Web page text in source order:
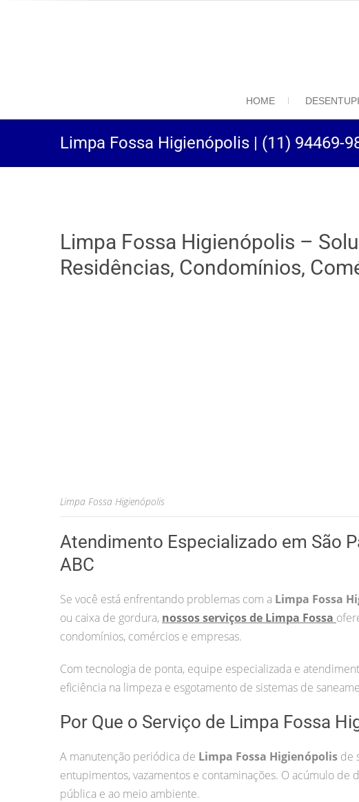
HOME
Limpa Fossa Higienópolis | (11) 94469-
Limpa Fossa Higienópolis –
Residências, Condomínios,
Limpa Fossa Higienópolis
Atendimento Especializado em São
ABC
Se você está enfrentando problemas com a Limpa Fossa
ou caixa de gordura, nossos serviços de Limpa Fossa
condomínios, comércios e empresas.
Com tecnologia de ponta, equipe especializada e
eficiência na limpeza e esgotamento de sistemas de
Por Que o Serviço de Limpa Fossa
A manutenção periódica de Limpa Fossa Higienópolis de
entupimentos, vazamentos e contaminações. O acúmulo de
pública e ao meio ambiente.